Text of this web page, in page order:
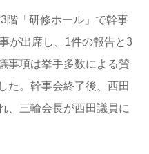
階「研修ホール」で幹事
が出席し、1件の報告と3
事項は挙手多数による賛
た。幹事会終了後、西田
、三輪会長が西田議員に